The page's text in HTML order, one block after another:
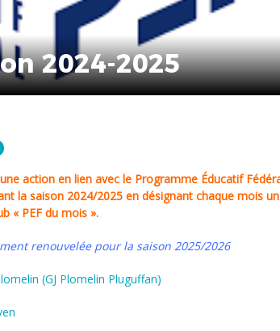
2024-2025
la saison 2024/2025 en désignant chaque mois un
« PEF du mois ».
renouvelée pour la saison 2025/2026
(GJ Plomelin Pluguffan)